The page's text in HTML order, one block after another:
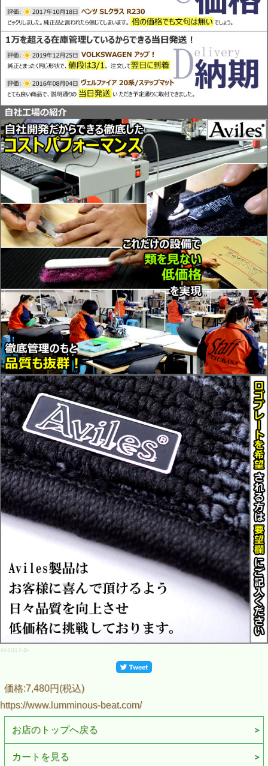
M-6017-B-
価格:7,480円(税込)
https://www.lumminous-beat.com/
お店のトップへ戻る
カートを見る